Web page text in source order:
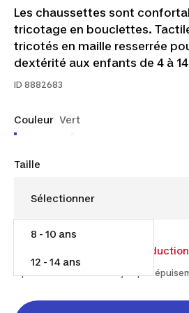
Les chaussettes sont
tricotage en bouclettes.
tricotés en maille resserrée
dextérité aux enfants de 4 à
ID 8882683
Couleur Vert
Taille
8 - 10 ans
12 - 14 ans
26% de réduction
À partir du 2025-12-17 et jusqu'à